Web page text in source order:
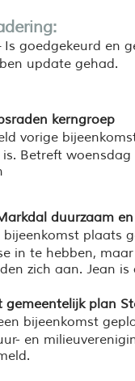
goedgekeurd en
update gehad.
kerngroep
vorige
Betreft woensdag
duurzaam
plaats
in te hebben,
zich aan. Jean
plan
bijeenkomst
en